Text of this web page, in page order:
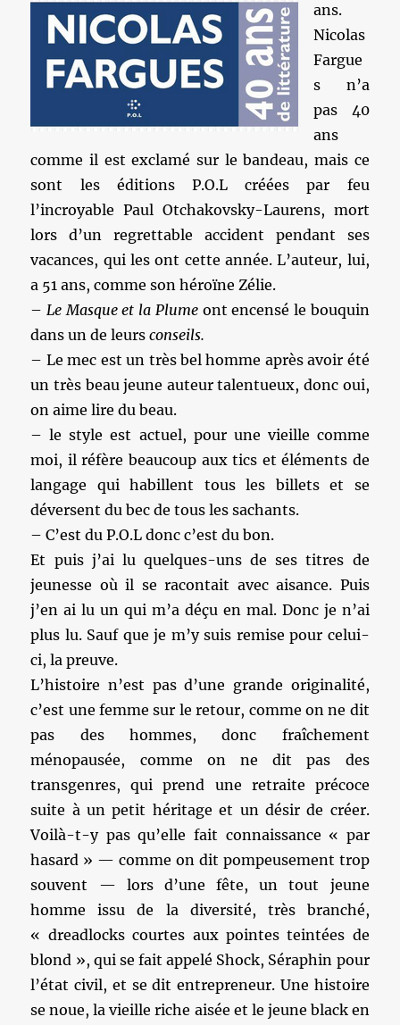
ans.
Nicolas
Fargue
s n’a
pas 40
ans
comme il est exclamé sur le bandeau, mais ce
sont les éditions P.O.L créées par feu
l’incroyable Paul Otchakovsky-Laurens, mort
lors d’un regrettable accident pendant ses
vacances, qui les ont cette année. L’auteur, lui,
a 51 ans, comme son héroïne Zélie.
–Le Masque et la Plume ont encensé le bouquin
dans un de leursconseils.
– Le mec est un très bel homme après avoir été
un très beau jeune auteur talentueux, donc oui,
on aime lire du beau.
– le style est actuel, pour une vieille comme
moi, il réfère beaucoup aux tics et éléments de
langage qui habillent tous les billets et se
déversent du bec de tous les sachants.
– C’est du P.O.L donc c’est du bon.
Et puis j’ai lu quelques-uns de ses titres de
jeunesse où il se racontait avec aisance. Puis
j’en ai lu un qui m’a déçu en mal. Donc je n’ai
plus lu. Sauf que je m’y suis remise pour celui-
ci, la preuve.
L’histoire n’est pas d’une grande originalité,
c’est une femme sur le retour, comme on ne dit
pas des hommes, donc fraîchement
ménopausée, comme on ne dit pas des
transgenres, qui prend une retraite précoce
suite à un petit héritage et un désir de créer.
Voilà-t-y pas qu’elle fait connaissance « par
hasard » — comme on dit pompeusement trop
souvent — lors d’une fête, un tout jeune
homme issu de la diversité, très branché,
« dreadlocks courtes aux pointes teintées de
blond », qui se fait appelé Shock, Séraphin pour
l’état civil, et se dit entrepreneur. Une histoire
se noue, la vieille riche aisée et le jeune black en